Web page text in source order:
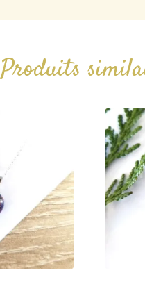
Produits